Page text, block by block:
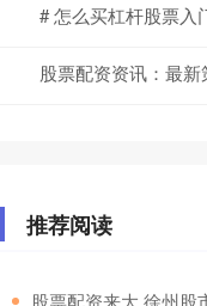
# 怎么买杠杆股票入
股票配资资讯：最
推荐阅读
股票配资来大 徐州股